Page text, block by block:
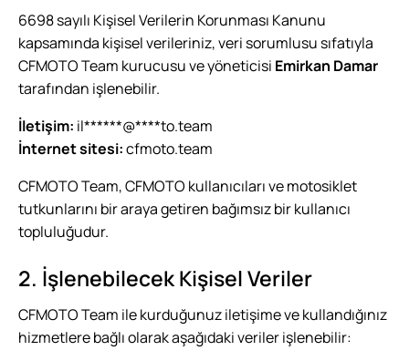
6698 sayılı Kişisel Verilerin Korunması Kanunu
kapsamında kişisel verileriniz, veri sorumlusu sıfatıyla
CFMOTO Team kurucusu ve yöneticisi Emirkan Damar
tarafından işlenebilir.
İletişim: il******@****to.team
İnternet sitesi:cfmoto.team
CFMOTO Team, CFMOTO kullanıcıları ve motosiklet
tutkunlarını bir araya getiren bağımsız bir kullanıcı
topluluğudur.
2. İşlenebilecek Kişisel Veriler
CFMOTO Team ile kurduğunuz iletişime ve kullandığınız
hizmetlere bağlı olarak aşağıdaki veriler işlenebilir: